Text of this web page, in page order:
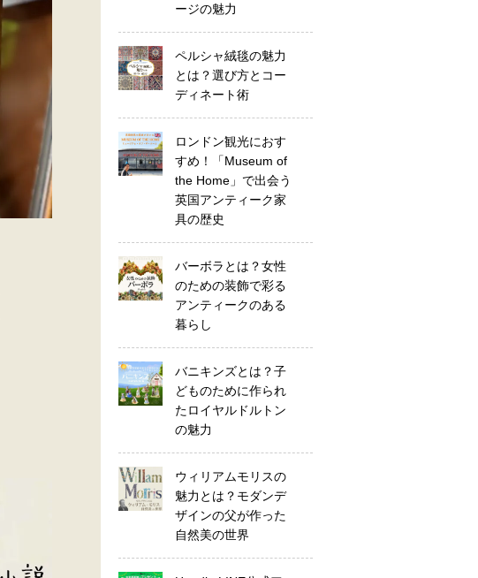
ージの魅力
ペルシャ絨毯の魅力
とは？選び方とコー
ディネート術
ロンドン観光におす
すめ！「Museum of
the Home」で出会う
英国アンティーク家
具の歴史
バーボラとは？女性
のための装飾で彩る
アンティークのある
暮らし
バニキンズとは？子
どものために作られ
たロイヤルドルトン
の魅力
ウィリアムモリスの
魅力とは？モダンデ
ザインの父が作った
自然美の世界